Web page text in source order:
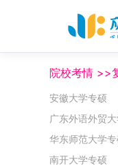
院校考情 >>
安徽大学专硕
广东外语外贸
华东师范大学
南开大学专硕